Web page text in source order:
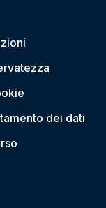
dei dati